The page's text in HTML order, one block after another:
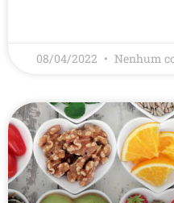
08/04/2022 Nenhum